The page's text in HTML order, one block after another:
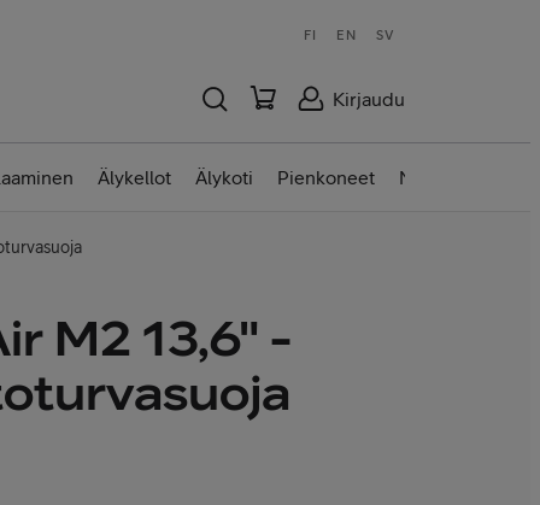
FI EN SV
Kirjaudu
Älykellot Älykoti Pienkoneet Nettilaitteet
M2 13,6" -